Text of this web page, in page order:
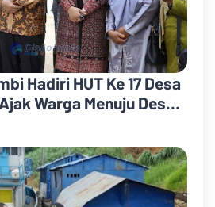
Hadiri HUT Ke 17 Desa
Warga Menuju Desa